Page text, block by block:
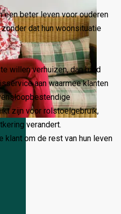
een beter leven voor ouderen
dat hun woonsituatie
willen verhuizen, dan bied
aan waarmee klanten
zijn voor rolstoelgebruik,
verandert.
klant om de rest van hun leven